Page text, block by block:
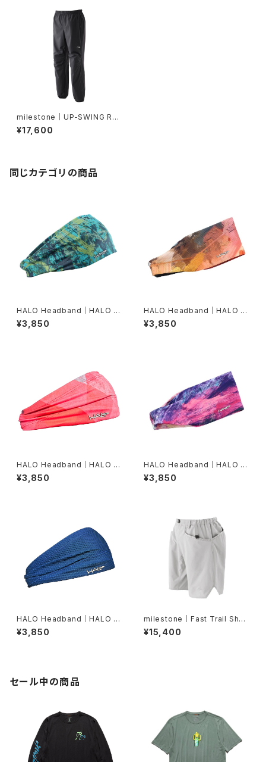
milestone｜UP-SWING Rai
n Pants ”Graphite Black”
¥17,600
同じカテゴリの商品
HALO Headband｜HALO バ
ンディット JP（Movas）
¥3,850
HALO Headband｜HALO バ
ンディット JP（Air modern oi
l）
¥3,850
HALO Headband｜HALO バ
ンディット JP（Vinst）
¥3,850
HALO Headband｜HALO バ
ンディット JP（dusk）
¥3,850
HALO Headband｜HALO バ
ンディット JP（Air Abyss Blu
e）
¥3,850
milestone｜Fast Trail Shor
ts（グレーシャーシルバー）
¥15,400
セール中の商品